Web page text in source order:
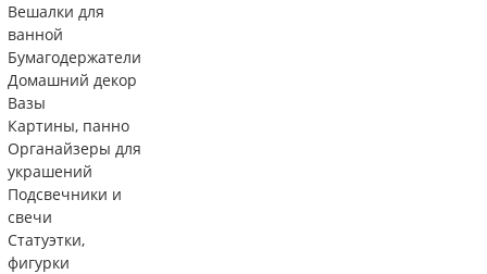
Вешалки для
ванной
Бумагодержатели
Домашний декор
Вазы
Картины, панно
Органайзеры для
украшений
Подсвечники и
свечи
Статуэтки,
фигурки